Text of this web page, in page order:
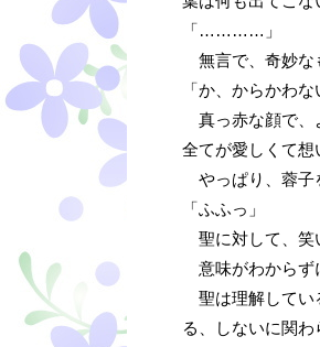
「…………」
無言で、奇妙な
「か、からかわ
真っ赤な顔で、
全てが愛しくて想
やっぱり、蓉子
「ふふっ」
聖に対して、笑
意味がわからず
聖は理解してい
る、しないに関